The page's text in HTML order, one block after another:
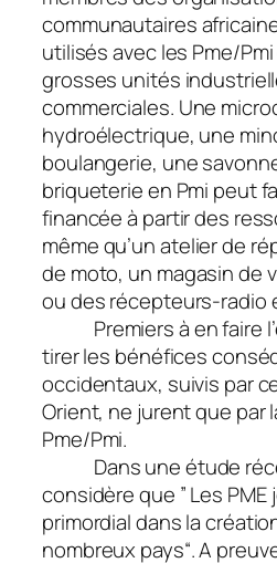
communautaires
utilisés avec les Pme/Pmi
grosses unités
commerciales. Une
hydroélectrique, une
boulangerie, une
briqueterie en Pmi peut
financée à partir des
même qu’un atelier de
de moto, un magasin de
ou des récepteurs-radio
Premiers à en faire
tirer les bénéfices
occidentaux, suivis par
Orient, ne jurent que par
Pme/Pmi.
Dans une étude
considère que ”Les
primordial dans la
nombreux pays“. A